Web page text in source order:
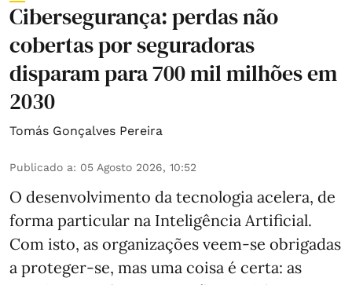
Cibersegurança: perdas não
cobertas por seguradoras
disparam para 700 mil milhões em
2030
Tomás Gonçalves Pereira
Publicado a: 05 Agosto 2026, 10:52
O desenvolvimento da tecnologia acelera, de
forma particular na Inteligência Artificial.
Com isto, as organizações veem-se obrigadas
a proteger-se, mas uma coisa é certa: as